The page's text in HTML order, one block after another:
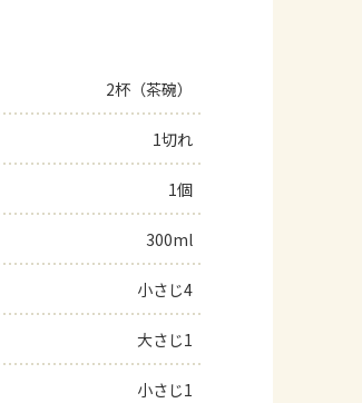
2杯（茶碗）
1切れ
1個
300ml
小さじ4
大さじ1
小さじ1